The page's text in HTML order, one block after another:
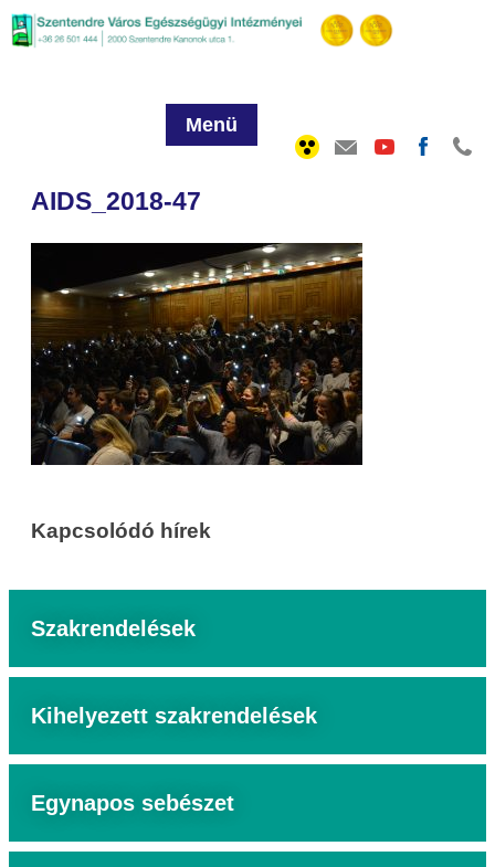
Menü
AIDS_2018-47
Kapcsolódó hírek
Szakrendelések
Kihelyezett szakrendelések
Egynapos sebészet